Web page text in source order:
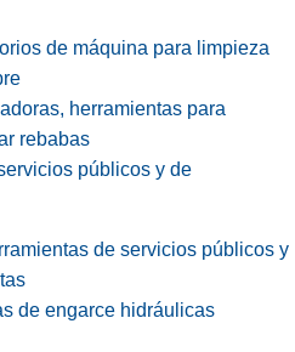
de máquina para limpieza
herramientas para
rebabas
públicos y de
de servicios públicos y
de engarce hidráulicas